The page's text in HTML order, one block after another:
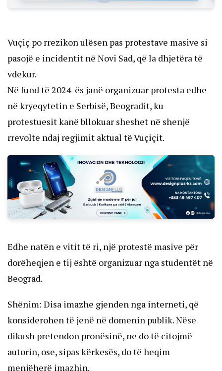
Vuçiç po rrezikon ulësen pas protestave masive si
pasojë e incidentit në Novi Sad, që la dhjetëra të
vdekur.
Në fund të 2024-ës janë organizuar protesta edhe
në kryeqytetin e Serbisë, Beogradit, ku
protestuesit kanë bllokuar sheshet në shenjë
rrevolte ndaj regjimit aktual të Vuçiçit.
Edhe natën e vitit të ri, një protestë masive për
dorëheqjen e tij është organizuar nga studentët në
Beograd.
Shënim: Disa imazhe gjenden nga interneti, që
konsiderohen të jenë në domenin publik. Nëse
dikush pretendon pronësinë, ne do të citojmë
autorin, ose, sipas kërkesës, do të heqim
menjëherë imazhin.